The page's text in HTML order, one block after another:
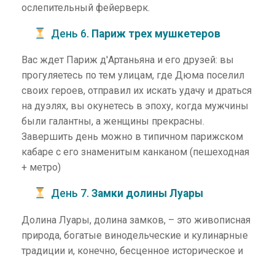
ослепительный фейерверк.
День 6. Париж трех мушкетеров
Вас ждет Париж д'Артаньяна и его друзей: вы
прогуляетесь по тем улицам, где Дюма поселил
своих героев, отправил их искать удачу и драться
на дуэлях, вы окунетесь в эпоху, когда мужчины
были галантны, а женщины прекрасны.
Завершить день можно в типичном парижском
кабаре с его знаменитым канканом (пешеходная
+ метро)
День 7.Замки долины Луары
Долина Луары, долина замков, – это живописная
природа, богатые винодельческие и кулинарные
традиции и, конечно, бесценное историческое и